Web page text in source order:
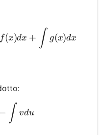
d x=\int
f(x)dx + ∫ g(x)dx
u d v=u v-\int v d u
− ∫ vdu